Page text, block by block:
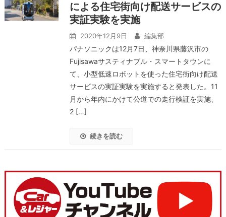
による住宅街向け配送サービスの
実証実験を実施
2020年12月9日 編集部
パナソニックは12月7日、神奈川県藤沢市の
Fujisawaサスティナブル・スマートタウンに
て、小型低速ロボットを使った住宅街向け配送
サービスの実証実験を実施すると発表した。11
月から年内にかけて公道での走行検証を実施、
2 […]
続きを読む